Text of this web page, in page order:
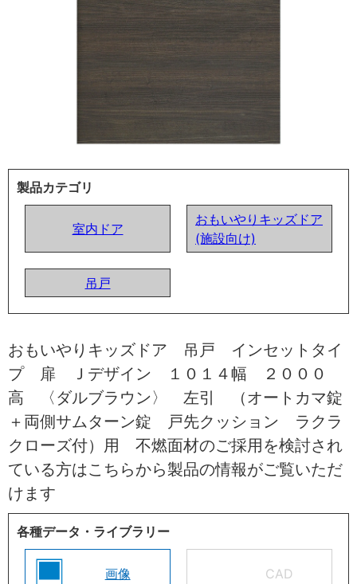
製品カテゴリ
室内ドア
おもいやりキッズドア
(施設向け)
吊戸
おもいやりキッズドア 吊戸 インセットタイ
プ 扉 Ｊデザイン １０１４幅 ２０００
高 〈ダルブラウン〉 左引 （オートカマ錠
＋両側サムターン錠 戸先クッション ラクラ
クローズ付）用 不燃面材のご採用を検討され
ている方はこちらから製品の情報がご覧いただ
けます
各種データ・ライブラリー
画像 CAD